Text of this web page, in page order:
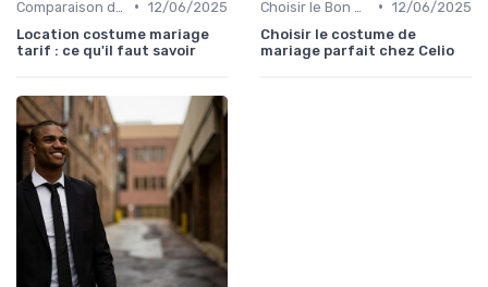
• 12/06/2025
Location costume mariage
tarif : ce qu'il faut savoir
• 12/06/2025
Choisir le costume de
mariage parfait chez Celio